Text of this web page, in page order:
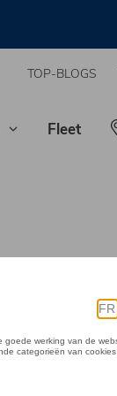
TOP-BLOGS
Fleet